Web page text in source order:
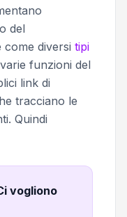
del
diversi tipi
funzioni del
link di
tracciano le
Quindi
vogliono